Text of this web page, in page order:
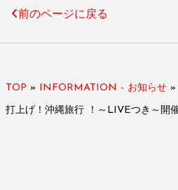
前のページに戻る
TOP » INFORMATION - お知らせ »
打上げ！沖縄旅行 ！～LIVEつき～開